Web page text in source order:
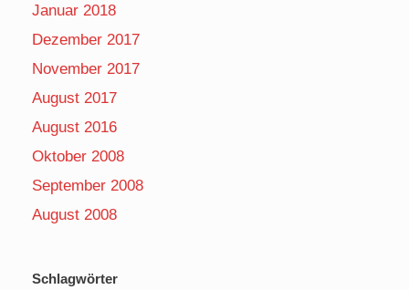
Januar 2018
Dezember 2017
November 2017
August 2017
August 2016
Oktober 2008
September 2008
August 2008
Schlagwörter